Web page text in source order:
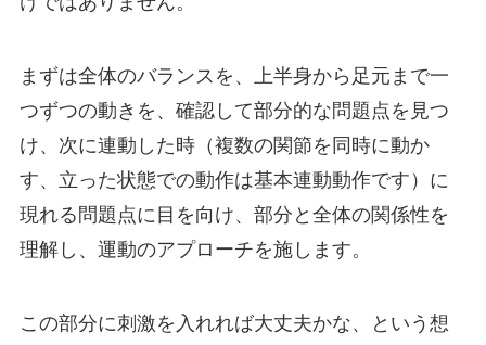
まずは全体のバランスを、上半身から足元まで一
つずつの動きを、確認して部分的な問題点を見つ
け、次に連動した時（複数の関節を同時に動か
す、立った状態での動作は基本連動動作です）に
現れる問題点に目を向け、部分と全体の関係性を
理解し、運動のアプローチを施します。
この部分に刺激を入れれば大丈夫かな、という想